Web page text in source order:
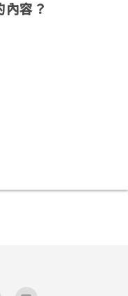
內容？